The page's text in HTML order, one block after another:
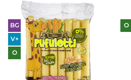
BG
V+
O
O